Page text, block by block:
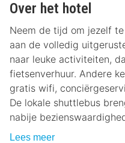
Over het hotel
Neem de tijd om jezelf
aan de volledig
naar leuke activiteiten,
fietsenverhuur. Andere
gratis wifi,
De lokale shuttlebus
nabije
Lees meer